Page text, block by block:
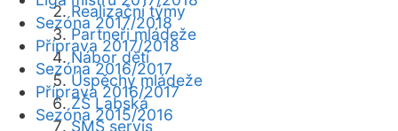
Realizační týmy
Partneři mládeže
Nábor dětí
Úspěchy mládeže
ZŠ Labská
SMS servis
Sezóna 2017/2018
Příprava 2017/2018
Sezóna 2016/2017
Příprava 2016/2017
Sezóna 2015/2016